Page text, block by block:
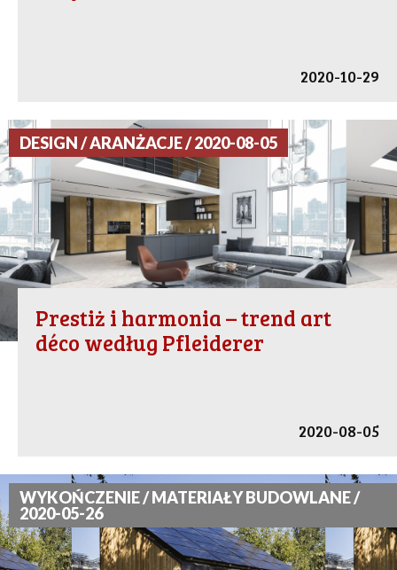
2020-10-29
DESIGN / ARANŻACJE / 2020-08-05
Prestiż i harmonia – trend art
déco według Pfleiderer
2020-08-05
WYKOŃCZENIE / MATERIAŁY BUDOWLANE /
2020-05-26